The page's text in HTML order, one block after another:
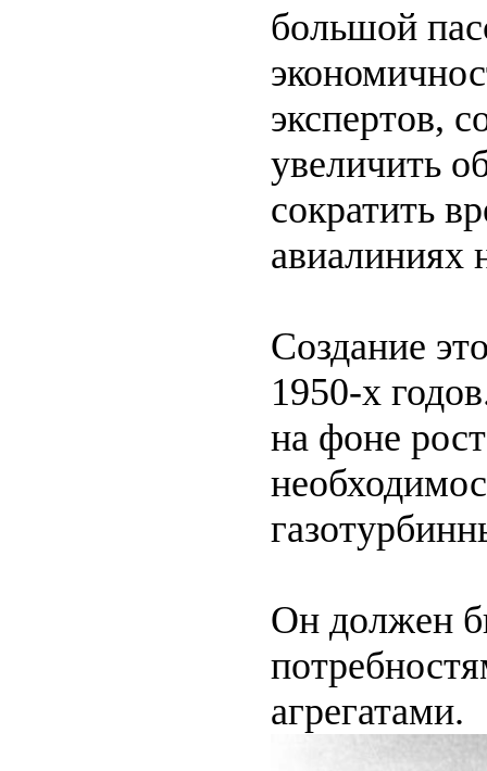
большой
экспертов,
увеличить
сократить
авиалиниях
Создание
1950-х
на фоне
Он должен
агрегатами.